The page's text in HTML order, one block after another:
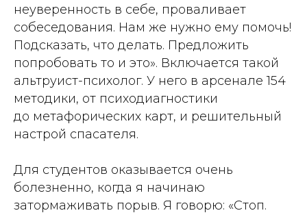
неуверенность в себе, проваливает
собеседования. Нам же нужно ему помочь!
Подсказать, что делать. Предложить
попробовать то и это». Включается такой
альтруист-психолог. У него в арсенале 154
методики, от психодиагностики
до метафорических карт, и решительный
настрой спасателя.
Для студентов оказывается очень
болезненно, когда я начинаю
затормаживать порыв. Я говорю: «Стоп.